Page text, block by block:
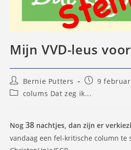
Mijn VVD-leus
Bericht
auteur:
Bernie Putters
Bericht
op:
9
Berichtcategorie:
colums Dat zeg ik...
Nog 38 nachtjes, dan zijn er
vandaag een fel-kritische column te